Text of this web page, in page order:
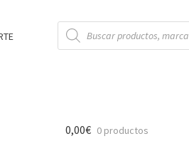
Búsqueda
de
productos
0,00€ 0 productos